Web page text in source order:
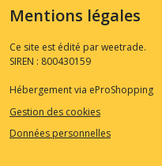
Mentions légales
Ce site est édité par weetrade.
SIREN : 800430159
Hébergement via eProShopping
Gestion des cookies
Données personnelles